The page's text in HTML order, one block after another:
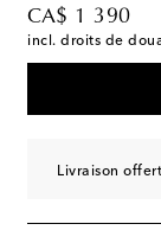
CA$ 1 390
original price
incl. droits de
Livraison